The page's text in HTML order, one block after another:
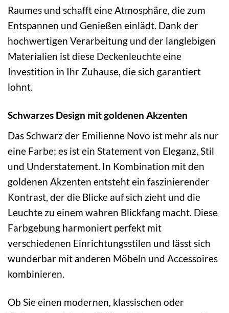
Raumes und schafft eine Atmosphäre, die zum
Entspannen und Genießen einlädt. Dank der
hochwertigen Verarbeitung und der langlebigen
Materialien ist diese Deckenleuchte eine
Investition in Ihr Zuhause, die sich garantiert
lohnt.
Schwarzes Design mit goldenen Akzenten
Das Schwarz der Emilienne Novo ist mehr als nur
eine Farbe; es ist ein Statement von Eleganz, Stil
und Understatement. In Kombination mit den
goldenen Akzenten entsteht ein faszinierender
Kontrast, der die Blicke auf sich zieht und die
Leuchte zu einem wahren Blickfang macht. Diese
Farbgebung harmoniert perfekt mit
verschiedenen Einrichtungsstilen und lässt sich
wunderbar mit anderen Möbeln und Accessoires
kombinieren.
Ob Sie einen modernen, klassischen oder